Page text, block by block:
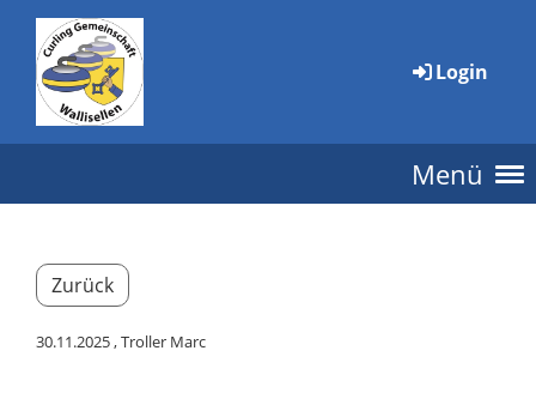
Login
Menü
Zurück
30.11.2025, Troller Marc